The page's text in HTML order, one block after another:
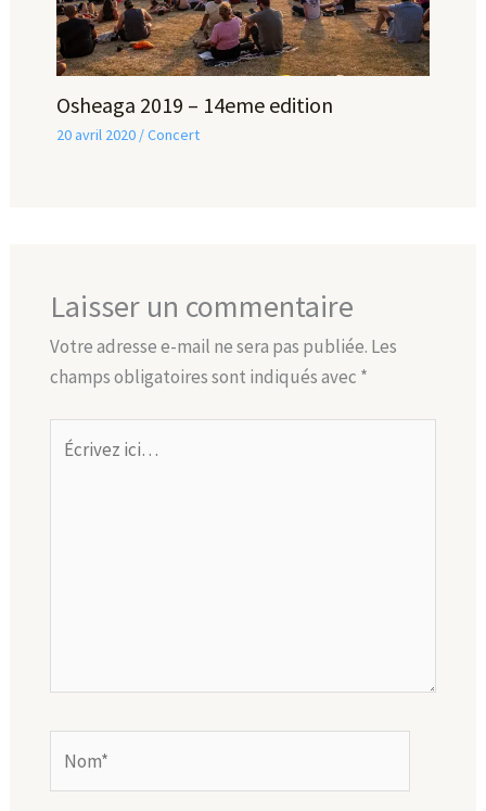
Osheaga 2019 – 14eme edition
20 avril 2020 /Concert
Laisser un commentaire
Votre adresse e-mail ne sera pas publiée. Les
champs obligatoires sont indiqués avec *
Écrivez
ici…